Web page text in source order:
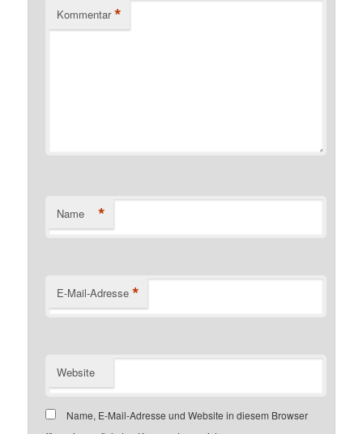
Kommentar *
Name *
E-Mail-Adresse *
Website
Name, E-Mail-Adresse und Website in diesem Browser